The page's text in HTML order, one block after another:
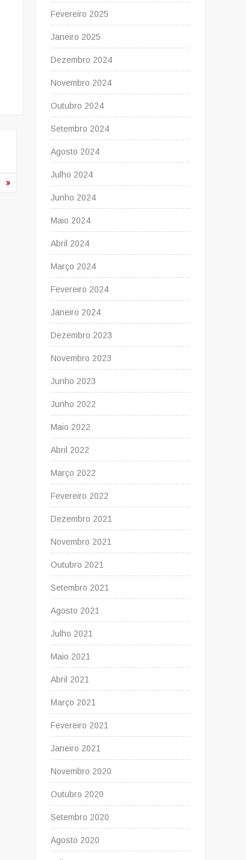
Fevereiro 2025
Janeiro 2025
Dezembro 2024
Novembro 2024
Outubro 2024
Setembro 2024
Agosto 2024
Julho 2024
Junho 2024
Maio 2024
Abril 2024
Março 2024
Fevereiro 2024
Janeiro 2024
Dezembro 2023
Novembro 2023
Junho 2023
Junho 2022
Maio 2022
Abril 2022
Março 2022
Fevereiro 2022
Dezembro 2021
Novembro 2021
Outubro 2021
Setembro 2021
Agosto 2021
Julho 2021
Maio 2021
Abril 2021
Março 2021
Fevereiro 2021
Janeiro 2021
Novembro 2020
Outubro 2020
Setembro 2020
Agosto 2020